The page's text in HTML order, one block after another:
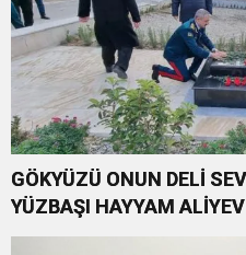
GÖKYÜZÜ ONUN DELİ
YÜZBAŞI HAYYAM ALİYEV